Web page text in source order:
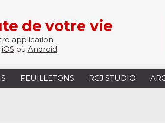
de votre vie
application
iOS où Android
FEUILLETONS RCJ STUDIO